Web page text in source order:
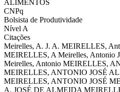
ALIMENTOS
CNPq
Bolsista de Produtividade
Nível A
Citações
Meirelles, A. J. A. MEIRELLES,
MEIRELLES, A Meirelles, Antonio
Meirelles, Antonio MEIRELLES,
MEIRELLES, ANTONIO JOSÉ
MEIRELLES, ANTONIO JOSÉ
A. JOSÉ DE ALMEIDA